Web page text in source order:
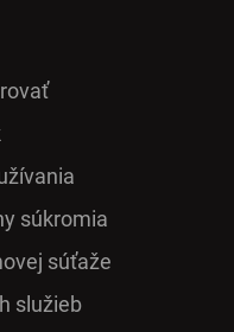
súkromia
sú­ťaže
služieb